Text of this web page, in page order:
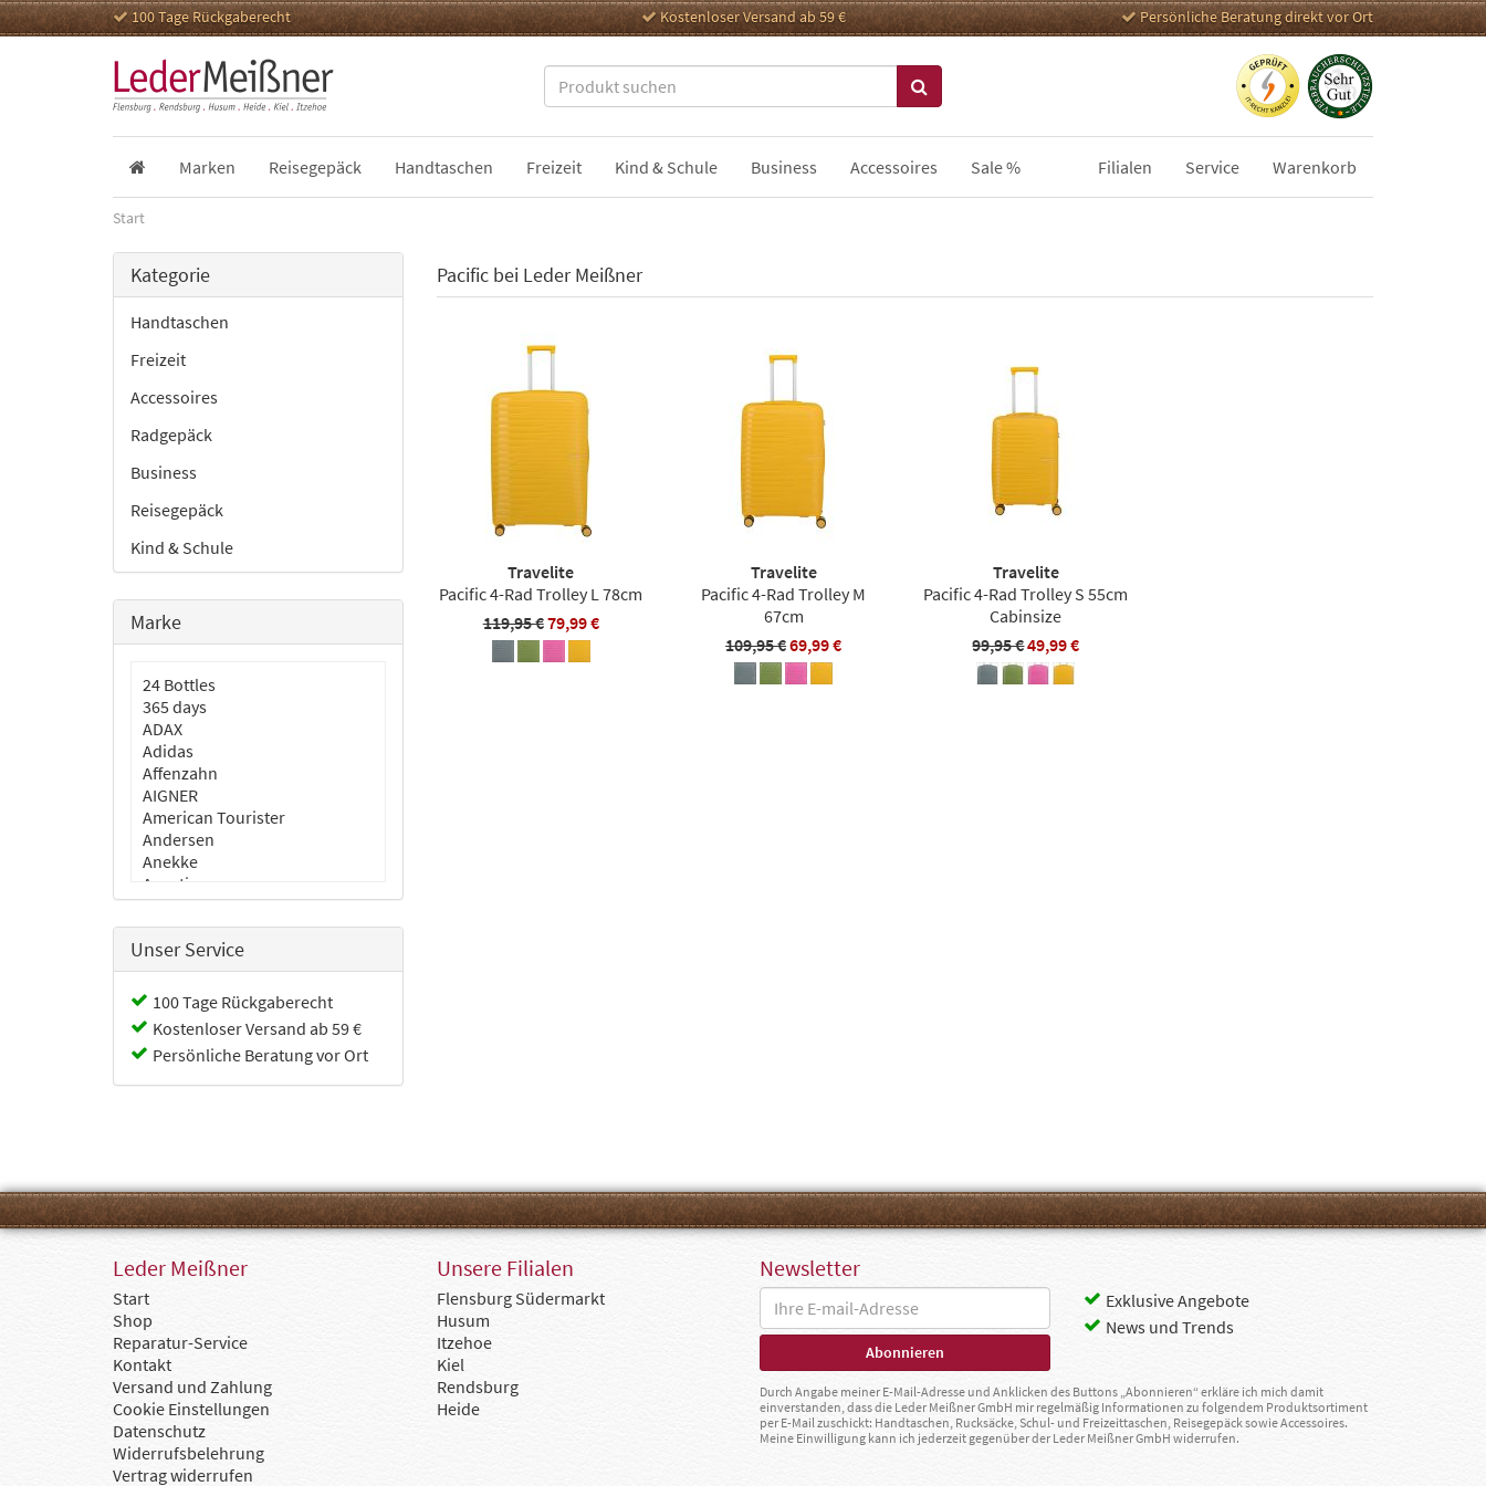
100 Tage Rückgaberecht Kostenloser Versand ab 59 € Persönliche Beratung direkt vor Ort
Marken Reisegepäck Handtaschen Freizeit Kind & Schule Business Accessoires Sale % Filialen Service Warenkorb
Start
Kategorie
Handtaschen
Freizeit
Accessoires
Radgepäck
Business
Reisegepäck
Kind & Schule
Marke
24 Bottles
365 days
ADAX
Adidas
Affenzahn
AIGNER
American Tourister
Andersen
Anekke
Aporti
aunts & uncles
BLACKBEAT
Burkely
Cabaia
Cabin Zero
Camel
Capriccio
Chesterfield
Chipolo
Doppler
dugros
Eoto
Ergobag
Fabrizio
Fjällräven
Flanigan
Flynka
Gerry Weber
Golden Head
Goldline
GOT BAG
Götz
Guess
Unser Service
100 Tage Rückgaberecht
Kostenloser Versand ab 59 €
Persönliche Beratung vor Ort
Pacific bei Leder Meißner
Travelite
Pacific 4-Rad Trolley L 78cm
119,95 €79,99 €
Travelite
Pacific 4-Rad Trolley M
67cm
109,95 €69,99 €
Travelite
Pacific 4-Rad Trolley S 55cm
Cabinsize
99,95 €49,99 €
Leder Meißner
Start
Shop
Reparatur-Service
Kontakt
Versand und Zahlung
Cookie Einstellungen
Datenschutz
Widerrufsbelehrung
Vertrag widerrufen
Unsere Filialen
Flensburg Südermarkt
Husum
Itzehoe
Kiel
Rendsburg
Heide
Newsletter
Exklusive Angebote
News und Trends
Durch Angabe meiner E-Mail-Adresse und Anklicken des Buttons „Abonnieren“ erkläre ich mich damit
einverstanden, dass die Leder Meißner GmbH mir regelmäßig Informationen zu folgendem Produktsortiment
per E-Mail zuschickt: Handtaschen, Rucksäcke, Schul- und Freizeittaschen, Reisegepäck sowie Accessoires.
Meine Einwilligung kann ich jederzeit gegenüber der Leder Meißner GmbH widerrufen.